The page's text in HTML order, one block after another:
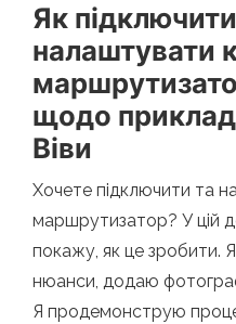
Як
налаштувати
щодо
Віви
Хочете підключити та
маршрутизатор? У цій
покажу, як це зробити.
нюанси, додаю
Я продемонструю